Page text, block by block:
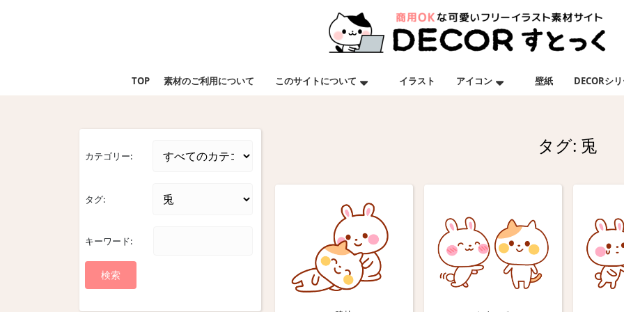
TOP 素材のご利用について このサイトについて イラスト アイコン 壁紙 DECORシ
カテゴリー:
タグ:
キーワード:
タグ: 兎